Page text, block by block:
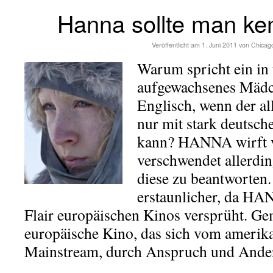
Hanna sollte man
Veröffentlicht am 1. Juni 2011 von
Warum spricht ein
aufgewachsenes
Englisch, wenn der
nur mit stark
kann? HANNA wirft
verschwendet
diese zu
erstaunlicher, da
Flair europäischen Kinos versprüht.
europäische Kino, das sich vom
Mainstream, durch Anspruch und